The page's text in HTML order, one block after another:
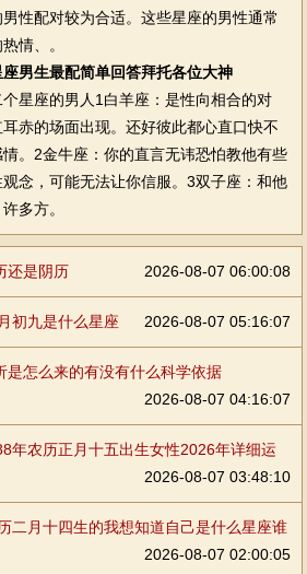
性配对较为合适。这些星座的男性通常
情、。
男生最配简单回答拜托各位大神
座的男人1白羊座：是性向相合的对
赤的场面出现。还好彼此都心直口快不
。2金牛座：你的直言无讳恐怕教他有些
念，可能无法让你信服。3双子座：和他
多方。
还是阴历 2026-08-07 06:00:08
初九是什么星座 2026-08-07 05:16:07
是怎么来的有没有什么科学依据
2026-08-07 04:16:07
年农历正月十五出生女性2026年详细运
2026-08-07 03:48:10
二月十四生的我想知道自己是什么星座谁
2026-08-07 02:00:05